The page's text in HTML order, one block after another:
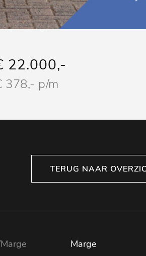
22.000,-
378,- p/m
TERUG NAAR
TERUG NAAR
Marge